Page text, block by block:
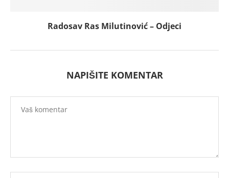
Radosav Ras Milutinović – Odjeci
NAPIŠITE KOMENTAR